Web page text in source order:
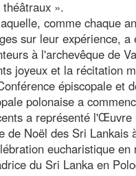
».
comme chaque
sur leur expérience, a
à l'archevêque de
joyeux et la récitation
épiscopale et
polonaise a
a représenté
Noël des Sri
eucharistique
du Sri Lanka en